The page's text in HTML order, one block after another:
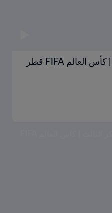
الأرجنتين وفرنسا | النهائي | كأس العالم FIFA قطر